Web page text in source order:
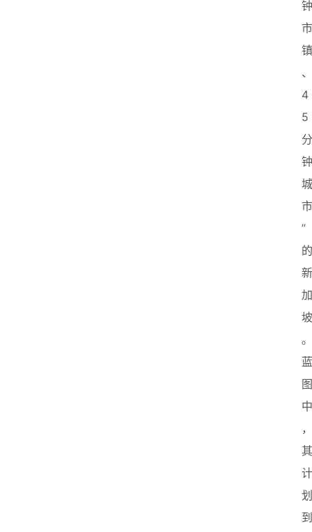
钟
市
镇
、
4
5
分
钟
城
市
”
的
新
加
坡
。
蓝
图
中
，
其
计
划
到